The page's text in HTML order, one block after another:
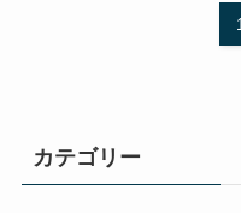
1
カテゴリー